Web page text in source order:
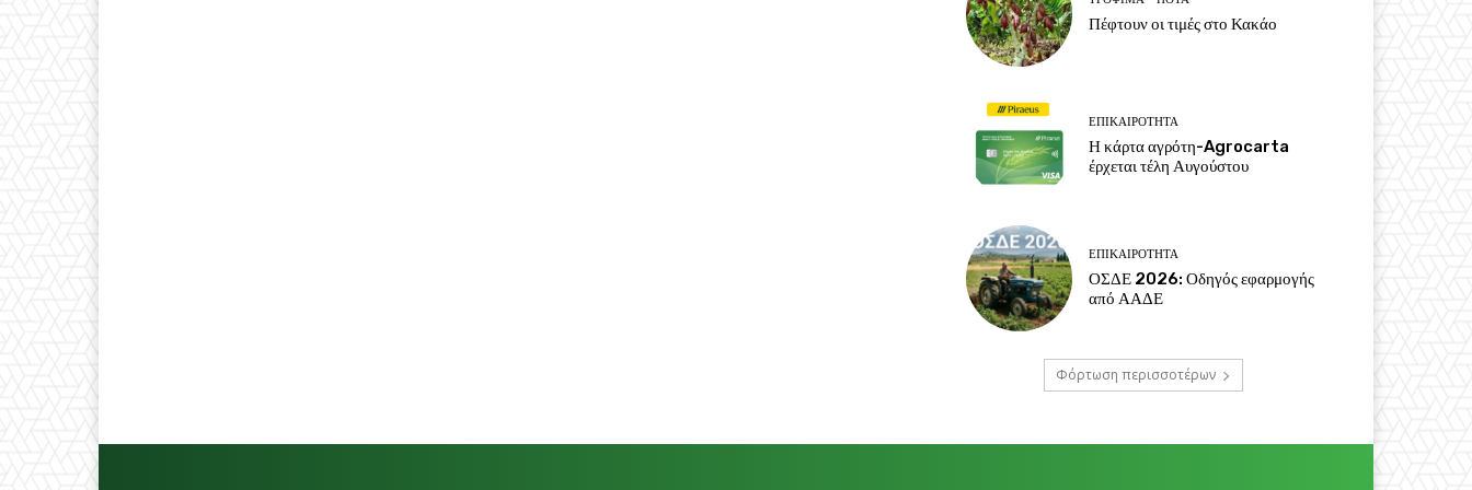
Πέφτουν οι τιμές στο Κακάο
ΕΠΙΚΑΙΡΌΤΗΤΑ
Η κάρτα αγρότη-Agrocarta
έρχεται τέλη Αυγούστου
ΕΠΙΚΑΙΡΌΤΗΤΑ
ΟΣΔΕ 2026: Οδηγός εφαρμογής
από ΑΑΔΕ
Φόρτωση περισσοτέρων